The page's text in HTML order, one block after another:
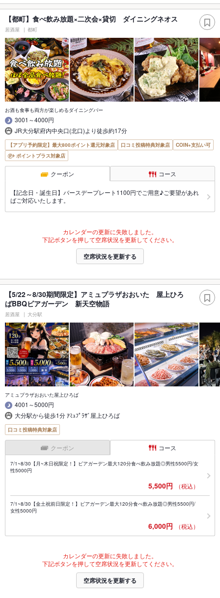
【都町】食べ飲み放題×二次会×貸切 ダイニングネオス
居酒屋 都町
お酒も食事も両方が楽しめるダイニングバー
3001～4000円
JR大分駅府内中央口(北口)より徒歩約17分
【アプリ予約限定】最大800ポイント還元対象店 口コミ投稿特典対象店
COIN+支払い可
ポイントプラス対象店
クーポン コース
【記念日・誕生日】バースデープレート1100円でご用意♪ご要望があれ
ばご対応いたします。
カレンダーの更新に失敗しました。
下記ボタンを押して空席状況を更新してください。
空席状況を更新する
【5/22～8/30期間限定】アミュプラザおおいた 屋上ひろ
ばBBQビアガーデン 新天空物語
居酒屋 大分駅
アミュプラザおおいた屋上ひろば
4001～5000円
大分駅から徒歩1分 ｱﾐｭﾌﾟﾗｻﾞ屋上ひろば
口コミ投稿特典対象店
クーポン コース
7/1~8/30【月~木日祝限定！】ビアガーデン最大120分食べ飲み放題◎男性5500円/女
性5000円
5,500円 （税込）
7/1~8/30【金土祝前日限定！】ビアガーデン最大120分食べ飲み放題◎男性5500円/
女性5000円
6,000円 （税込）
カレンダーの更新に失敗しました。
下記ボタンを押して空席状況を更新してください。
空席状況を更新する